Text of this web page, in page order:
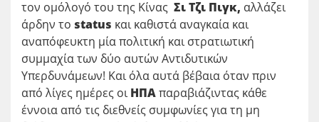
τον ομόλογό του της Κίνας Σι Τζι Πιγκ, αλλάζει
άρδην το status και καθιστά αναγκαία και
αναπόφευκτη μία πολιτική και στρατιωτική
συμμαχία των δύο αυτών Αντιδυτικών
Υπερδυνάμεων! Και όλα αυτά βέβαια όταν πριν
από λίγες ημέρες οιΗΠΑπαραβιάζιντας κάθε
έννοια από τις διεθνείς συμφωνίες για τη μη